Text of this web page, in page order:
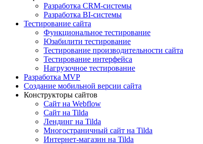
Разработка CRM-системы
Разработка BI-системы
Тестирование сайта
Функциональное тестирование
Юзабилити тестирование
Тестирование производительности сайта
Тестирование интерфейса
Нагрузочное тестирование
Разработка MVP
Создание мобильной версии сайта
Конструкторы сайтов
Сайт на Webflow
Сайт на Tilda
Лендинг на Tilda
Многостраничный сайт на Tilda
Интернет-магазин на Tilda